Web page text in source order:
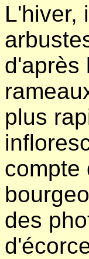
L'hiver,
d'après
plus
compte
des